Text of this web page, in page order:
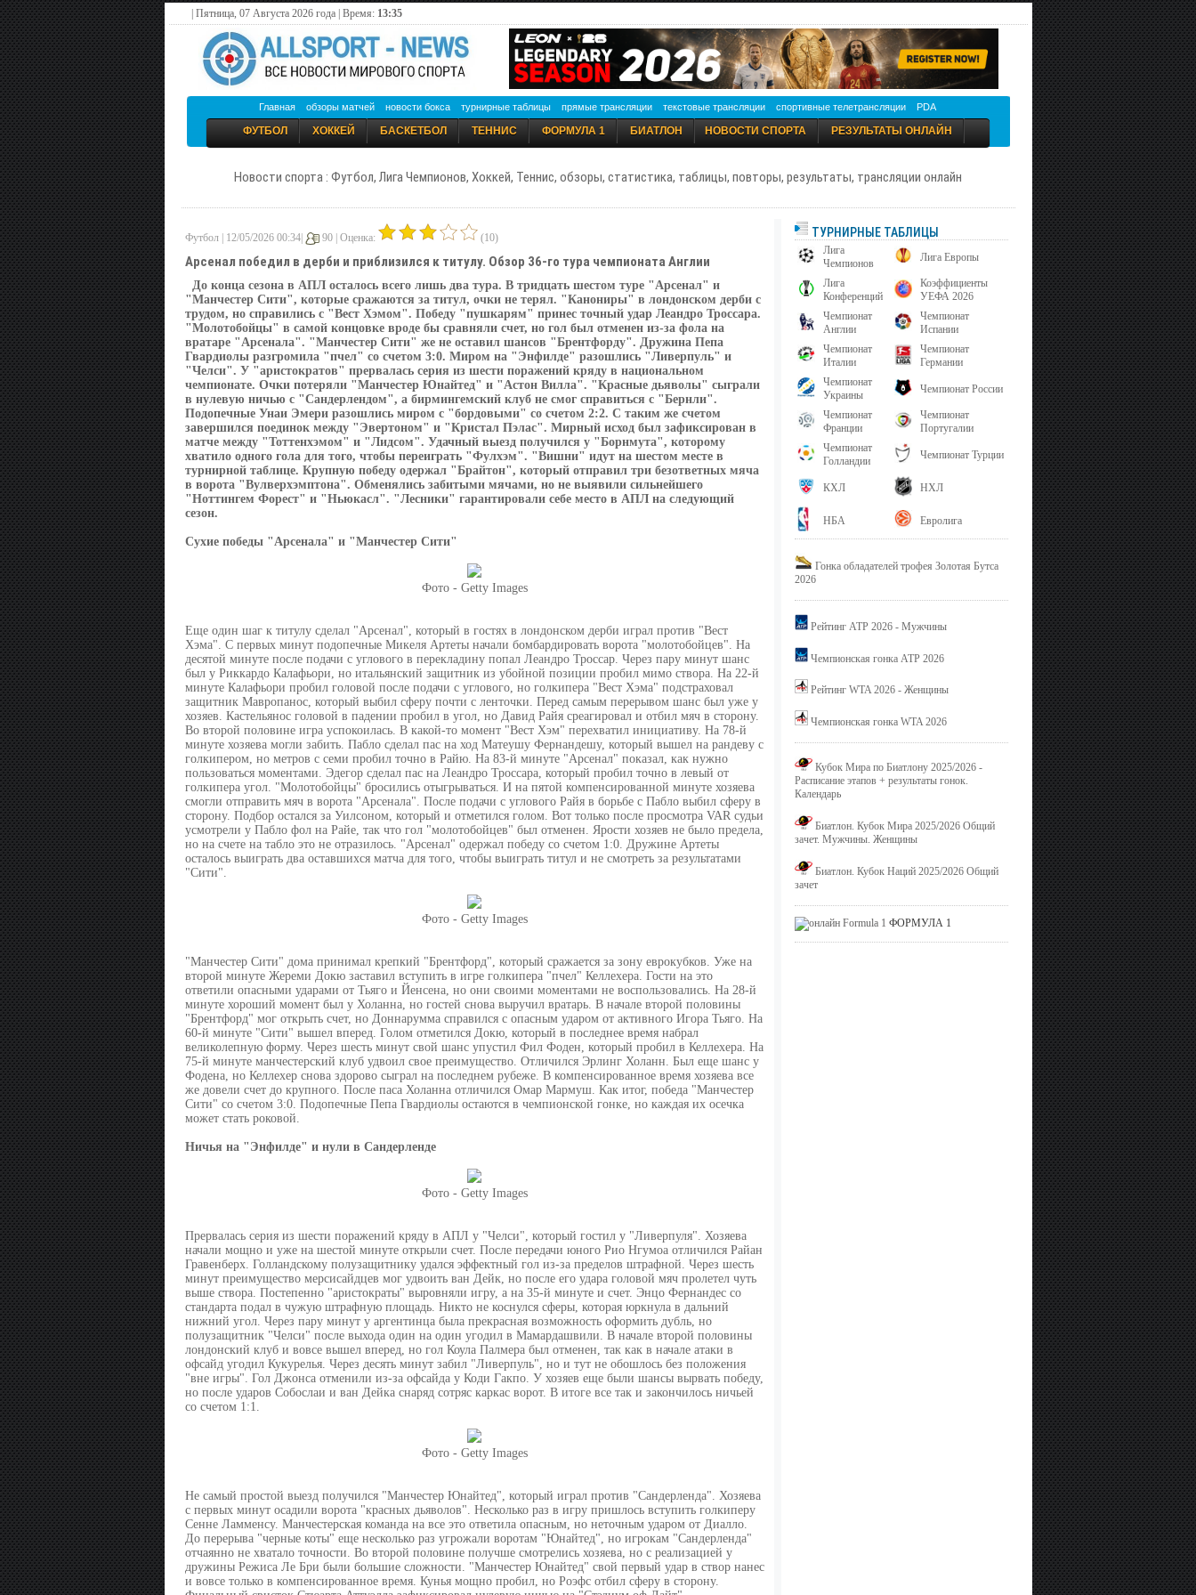
| Пятница, 07 Августа 2026 года | Время: 13:35
Главная обзоры матчей новости бокса турнирные таблицы прямые трансляции текстовые трансляции спортивные телетрансляции PDA
ФУТБОЛ ХОККЕЙ БАСКЕТБОЛ ТЕННИС ФОРМУЛА 1 БИАТЛОН НОВОСТИ СПОРТА РЕЗУЛЬТАТЫ ОНЛАЙН
Новости спорта : Футбол, Лига Чемпионов, Хоккей, Теннис, обзоры, статистика, таблицы, повторы, результаты, трансляции онлайн
Футбол | 12/05/2026 00:34| 90 | Оценка: (10)
Арсенал победил в дерби и приблизился к титулу. Обзор 36-го тура чемпионата Англии
До конца сезона в АПЛ осталось всего лишь два тура. В тридцать шестом туре "Арсенал" и
"Манчестер Сити", которые сражаются за титул, очки не терял. "Канониры" в лондонском дерби с
трудом, но справились с "Вест Хэмом". Победу "пушкарям" принес точный удар Леандро Троссара.
"Молотобойцы" в самой концовке вроде бы сравняли счет, но гол был отменен из-за фола на
вратаре "Арсенала". "Манчестер Сити" же не оставил шансов "Брентфорду". Дружина Пепа
Гвардиолы разгромила "пчел" со счетом 3:0. Миром на "Энфилде" разошлись "Ливерпуль" и
"Челси". У "аристократов" прервалась серия из шести поражений кряду в национальном
чемпионате. Очки потеряли "Манчестер Юнайтед" и "Астон Вилла". "Красные дьяволы" сыграли
в нулевую ничью с "Сандерлендом", а бирмингемский клуб не смог справиться с "Бернли".
Подопечные Унаи Эмери разошлись миром с "бордовыми" со счетом 2:2. С таким же счетом
завершился поединок между "Эвертоном" и "Кристал Пэлас". Мирный исход был зафиксирован в
матче между "Тоттенхэмом" и "Лидсом". Удачный выезд получился у "Борнмута", которому
хватило одного гола для того, чтобы переиграть "Фулхэм". "Вишни" идут на шестом месте в
турнирной таблице. Крупную победу одержал "Брайтон", который отправил три безответных мяча
в ворота "Вулверхэмптона". Обменялись забитыми мячами, но не выявили сильнейшего
"Ноттингем Форест" и "Ньюкасл". "Лесники" гарантировали себе место в АПЛ на следующий
сезон.
Сухие победы "Арсенала" и "Манчестер Сити"
Фото - Getty Images
Еще один шаг к титулу сделал "Арсенал", который в гостях в лондонском дерби играл против "Вест
Хэма". С первых минут подопечные Микеля Артеты начали бомбардировать ворота "молотобойцев". На
десятой минуте после подачи с углового в перекладину попал Леандро Троссар. Через пару минут шанс
был у Риккардо Калафьори, но итальянский защитник из убойной позиции пробил мимо створа. На 22-й
минуте Калафьори пробил головой после подачи с углового, но голкипера "Вест Хэма" подстраховал
защитник Мавропанос, который выбил сферу почти с ленточки. Перед самым перерывом шанс был уже у
хозяев. Кастельянос головой в падении пробил в угол, но Давид Райя среагировал и отбил мяч в сторону.
Во второй половине игра успокоилась. В какой-то момент "Вест Хэм" перехватил инициативу. На 78-й
минуте хозяева могли забить. Пабло сделал пас на ход Матеушу Фернандешу, который вышел на рандеву с
голкипером, но метров с семи пробил точно в Райю. На 83-й минуте "Арсенал" показал, как нужно
пользоваться моментами. Эдегор сделал пас на Леандро Троссара, который пробил точно в левый от
голкипера угол. "Молотобойцы" бросились отыгрываться. И на пятой компенсированной минуте хозяева
смогли отправить мяч в ворота "Арсенала". После подачи с углового Райя в борьбе с Пабло выбил сферу в
сторону. Подбор остался за Уилсоном, который и отметился голом. Вот только после просмотра VAR судьи
усмотрели у Пабло фол на Райе, так что гол "молотобойцев" был отменен. Ярости хозяев не было предела,
но на счете на табло это не отразилось. "Арсенал" одержал победу со счетом 1:0. Дружине Артеты
осталось выиграть два оставшихся матча для того, чтобы выиграть титул и не смотреть за результатами
"Сити".
Фото - Getty Images
"Манчестер Сити" дома принимал крепкий "Брентфорд", который сражается за зону еврокубков. Уже на
второй минуте Жереми Докю заставил вступить в игре голкипера "пчел" Келлехера. Гости на это
ответили опасными ударами от Тьяго и Йенсена, но они своими моментами не воспользовались. На 28-й
минуте хороший момент был у Холанна, но гостей снова выручил вратарь. В начале второй половины
"Брентфорд" мог открыть счет, но Доннарумма справился с опасным ударом от активного Игора Тьяго. На
60-й минуте "Сити" вышел вперед. Голом отметился Докю, который в последнее время набрал
великолепную форму. Через шесть минут свой шанс упустил Фил Фоден, который пробил в Келлехера. На
75-й минуте манчестерский клуб удвоил свое преимущество. Отличился Эрлинг Холанн. Был еще шанс у
Фодена, но Келлехер снова здорово сыграл на последнем рубеже. В компенсированное время хозяева все
же довели счет до крупного. После паса Холанна отличился Омар Мармуш. Как итог, победа "Манчестер
Сити" со счетом 3:0. Подопечные Пепа Гвардиолы остаются в чемпионской гонке, но каждая их осечка
может стать роковой.
Ничья на "Энфилде" и нули в Сандерленде
Фото - Getty Images
Прервалась серия из шести поражений кряду в АПЛ у "Челси", который гостил у "Ливерпуля". Хозяева
начали мощно и уже на шестой минуте открыли счет. После передачи юного Рио Нгумоа отличился Райан
Гравенберх. Голландскому полузащитнику удался эффектный гол из-за пределов штрафной. Через шесть
минут преимущество мерсисайдцев мог удвоить ван Дейк, но после его удара головой мяч пролетел чуть
выше створа. Постепенно "аристократы" выровняли игру, а на 35-й минуте и счет. Энцо Фернандес со
стандарта подал в чужую штрафную площадь. Никто не коснулся сферы, которая юркнула в дальний
нижний угол. Через пару минут у аргентинца была прекрасная возможность оформить дубль, но
полузащитник "Челси" после выхода один на один угодил в Мамардашвили. В начале второй половины
лондонский клуб и вовсе вышел вперед, но гол Коула Палмера был отменен, так как в начале атаки в
офсайд угодил Кукурелья. Через десять минут забил "Ливерпуль", но и тут не обошлось без положения
"вне игры". Гол Джонса отменили из-за офсайда у Коди Гакпо. У хозяев еще были шансы вырвать победу,
но после ударов Собослаи и ван Дейка снаряд сотряс каркас ворот. В итоге все так и закончилось ничьей
со счетом 1:1.
Фото - Getty Images
Не самый простой выезд получился "Манчестер Юнайтед", который играл против "Сандерленда". Хозяева
с первых минут осадили ворота "красных дьяволов". Несколько раз в игру пришлось вступить голкиперу
Сенне Ламменсу. Манчестерская команда на все это ответила опасным, но неточным ударом от Диалло.
До перерыва "черные коты" еще несколько раз угрожали воротам "Юнайтед", но игрокам "Сандерленда"
отчаянно не хватало точности. Во второй половине получше смотрелись хозяева, но с реализацией у
дружины Режиса Ле Бри были большие сложности. "Манчестер Юнайтед" свой первый удар в створ нанес
и вовсе только в компенсированное время. Кунья мощно пробил, но Роэфс отбил сферу в сторону.
ТУРНИРНЫЕ ТАБЛИЦЫ
Лига
Чемпионов
Лига Европы
Лига
Конференций
Коэффициенты
УЕФА 2026
Чемпионат
Англии
Чемпионат
Испании
Чемпионат
Италии
Чемпионат
Германии
Чемпионат
Украины
Чемпионат России
Чемпионат
Франции
Чемпионат
Португалии
Чемпионат
Голландии
Чемпионат Турции
КХЛ НХЛ
НБА Евролига
Гонка обладателей трофея Золотая Бутса
2026
Рейтинг ATP 2026 - Мужчины
Чемпионская гонка ATP 2026
Рейтинг WTA 2026 - Женщины
Чемпионская гонка WTA 2026
Кубок Мира по Биатлону 2025/2026 -
Расписание этапов + результаты гонок.
Календарь
Биатлон. Кубок Мира 2025/2026 Общий
зачет. Мужчины. Женщины
Биатлон. Кубок Наций 2025/2026 Общий
зачет
ФОРМУЛА 1